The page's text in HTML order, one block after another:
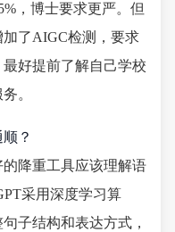
，博士要求更严。但
了AIGC检测，要求
好提前了解自己学校
。
？
降重工具应该理解语
采用深度学习算
子结构和表达方式，